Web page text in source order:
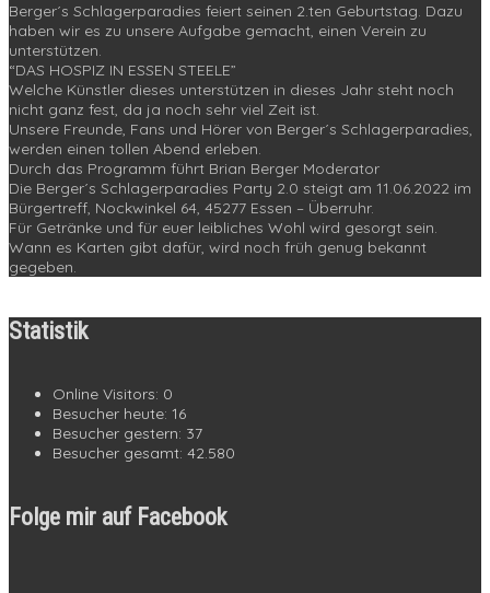
Berger´s Schlagerparadies feiert seinen 2.ten Geburtstag. Dazu
haben wir es zu unsere Aufgabe gemacht, einen Verein zu
unterstützen.
“DAS HOSPIZ IN ESSEN STEELE”
Welche Künstler dieses unterstützen in dieses Jahr steht noch
nicht ganz fest, da ja noch sehr viel Zeit ist.
Unsere Freunde, Fans und Hörer von Berger´s Schlagerparadies,
werden einen tollen Abend erleben.
Durch das Programm führt Brian Berger Moderator
Die Berger´s Schlagerparadies Party 2.0 steigt am 11.06.2022 im
Bürgertreff, Nockwinkel 64, 45277 Essen – Überruhr.
Für Getränke und für euer leibliches Wohl wird gesorgt sein.
Wann es Karten gibt dafür, wird noch früh genug bekannt
gegeben.
Statistik
Online Visitors: 0
Besucher heute: 16
Besucher gestern: 37
Besucher gesamt: 42.580
Folge mir auf Facebook